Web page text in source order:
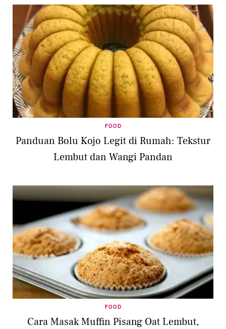
FOOD
Panduan Bolu Kojo Legit di Rumah: Tekstur
Lembut dan Wangi Pandan
FOOD
Cara Masak Muffin Pisang Oat Lembut,